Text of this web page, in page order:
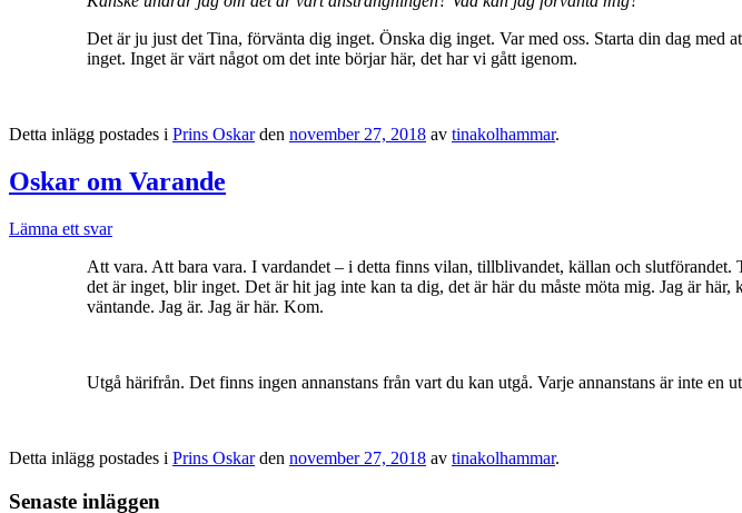
Det är ju just det Tina, förvänta dig inget. Önska dig inget. Var med oss. Starta din dag med
inget. Inget är värt något om det inte börjar här, det har vi gått igenom.
Detta inlägg postades i Prins Oskarden november 27, 2018 av tinakolhammar.
Oskar om Varande
Lämna ett svar
Att vara. Att bara vara. I vardandet – i detta finns vilan, tillblivandet, källan och
det är inget, blir inget. Det är hit jag inte kan ta dig, det är här du måste möta mig. Jag är
väntande. Jag är. Jag är här. Kom.
Utgå härifrån. Det finns ingen annanstans från vart du kan utgå. Varje annanstans är inte en
Detta inlägg postades i Prins Oskarden november 27, 2018 av tinakolhammar.
Senaste inläggen